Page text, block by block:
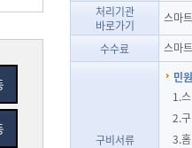
처리기관
바로가기
스마
수수료 스마
구비서류
민
1.
2.
3.